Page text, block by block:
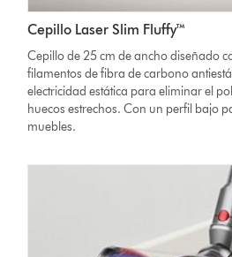
Cepillo Laser Slim Fluffy™
Cepillo de 25 cm de ancho diseñado
filamentos de fibra de carbono
electricidad estática para eliminar el
huecos estrechos. Con un perfil bajo
muebles.